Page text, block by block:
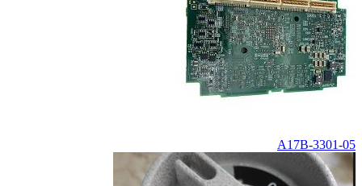
A17B-3301-05